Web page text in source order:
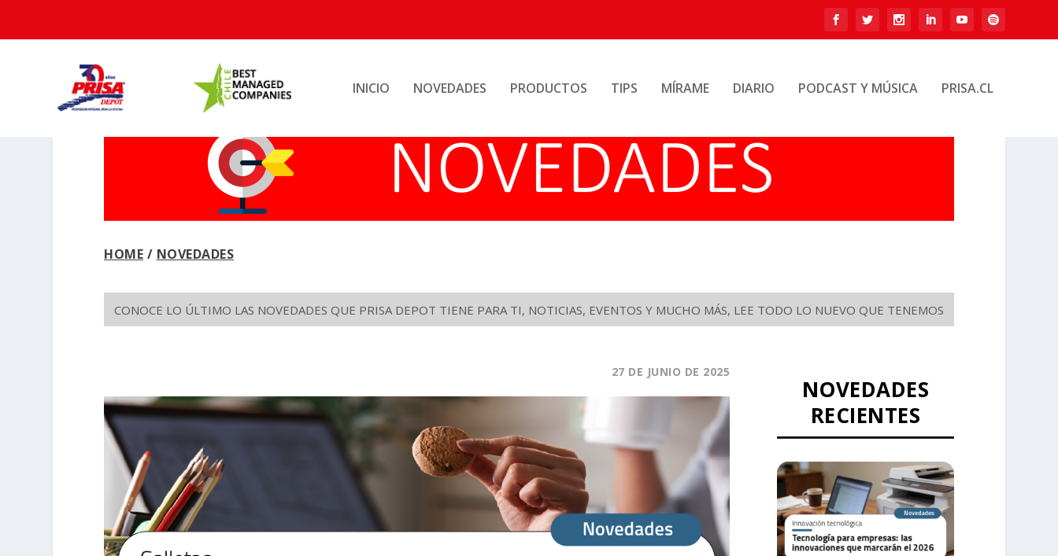
INICIO NOVEDADES PRODUCTOS TIPS MÍRAME DIARIO PODCAST Y MÚSICA PRISA.CL
HOME / NOVEDADES
CONOCE LO ÚLTIMO LAS NOVEDADES QUE PRISA DEPOT TIENE PARA TI, NOTICIAS, EVENTOS Y MUCHO MÁS, LEE TODO LO NUEVO QUE TENEMOS
27 DE JUNIO DE 2025
NOVEDADES
RECIENTES